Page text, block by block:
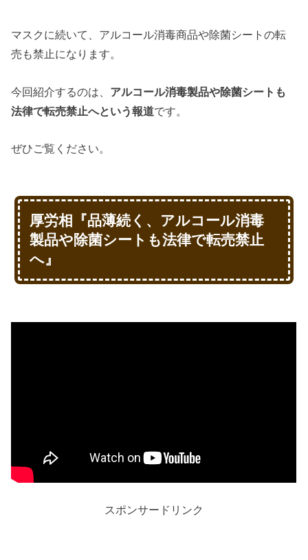
マスクに続いて、アルコール消毒商品や除菌シートの転
売も禁止になります。
今回紹介するのは、 アルコール消毒製品や除菌シートも
法律で転売禁止へという報道です。
ぜひご覧ください。
厚労相『品薄続く、アルコール消毒
製品や除菌シートも法律で転売禁止
へ』
スポンサードリンク